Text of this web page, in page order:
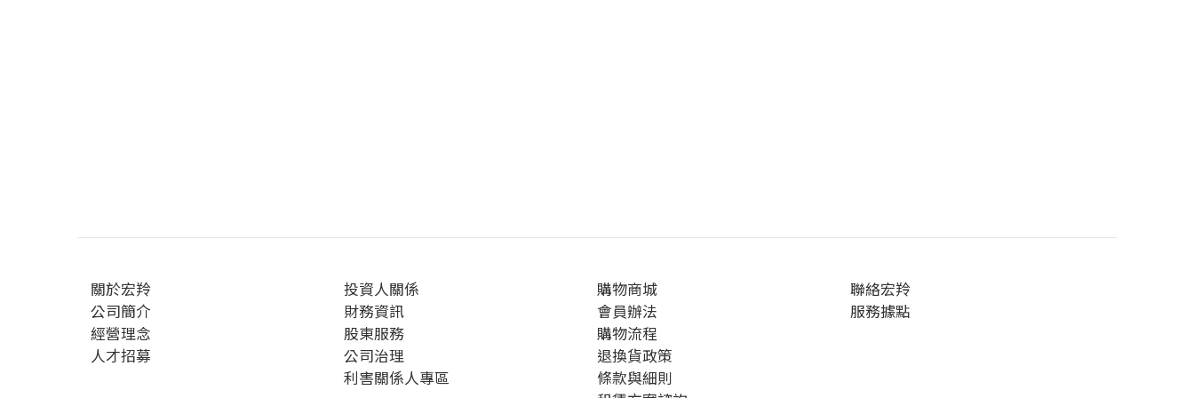
關於宏羚
公司簡介
經營理念
人才招募
投資人關係
財務資訊
股東服務
公司治理
利害關係人專區
購物商城
會員辦法
購物流程
退換貨政策
條款與細則
聯絡宏羚
服務據點